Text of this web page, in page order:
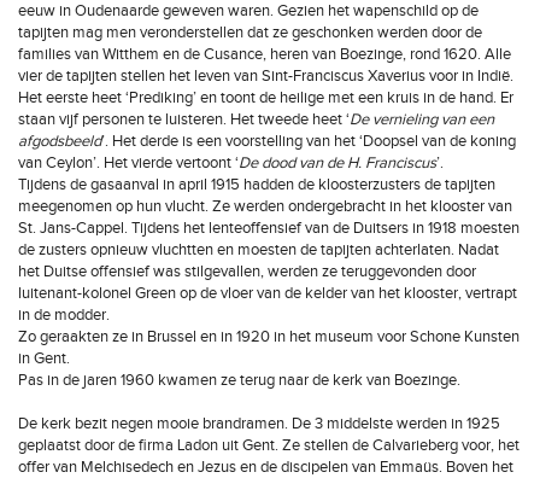
eeuw in Oudenaarde geweven waren. Gezien het wapenschild op de
tapijten mag men veronderstellen dat ze geschonken werden door de
families van Witthem en de Cusance, heren van Boezinge, rond 1620. Alle
vier de tapijten stellen het leven van Sint-Franciscus Xaverius voor in Indië.
Het eerste heet ‘Prediking’ en toont de heilige met een kruis in de hand. Er
staan vijf personen te luisteren. Het tweede heet ‘De vernieling van een
afgodsbeeld’. Het derde is een voorstelling van het ‘Doopsel van de koning
van Ceylon’. Het vierde vertoont ‘De dood van de H. Franciscus’.
Tijdens de gasaanval in april 1915 hadden de kloosterzusters de tapijten
meegenomen op hun vlucht. Ze werden ondergebracht in het klooster van
St. Jans-Cappel. Tijdens het lenteoffensief van de Duitsers in 1918 moesten
de zusters opnieuw vluchtten en moesten de tapijten achterlaten. Nadat
het Duitse offensief was stilgevallen, werden ze teruggevonden door
luitenant-kolonel Green op de vloer van de kelder van het klooster, vertrapt
in de modder.
Zo geraakten ze in Brussel en in 1920 in het museum voor Schone Kunsten
in Gent.
Pas in de jaren 1960 kwamen ze terug naar de kerk van Boezinge.
De kerk bezit negen mooie brandramen. De 3 middelste werden in 1925
geplaatst door de firma Ladon uit Gent. Ze stellen de Calvarieberg voor, het
offer van Melchisedech en Jezus en de discipelen van Emmaüs. Boven het